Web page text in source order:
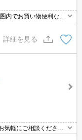
内でお買い物便利な立
詳細を見る
気軽にご相談くださ
内見可能です。インタ